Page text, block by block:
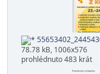
78.78 kB, 1006x576
prohlédnuto 483 krát